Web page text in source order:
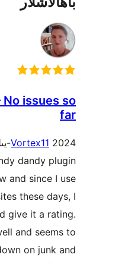
Works well – No
1 reply
I noticed this handy
had one review and
it on all my sites these
figured I should give it a
it works well and
really help cut down on